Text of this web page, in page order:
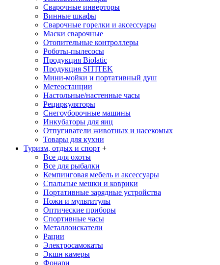
Сварочные инверторы
Винные шкафы
Сварочные горелки и аксессуары
Маски сварочные
Отопительные контроллеры
Роботы-пылесосы
Продукция Biolatic
Продукция SITITEK
Мини-мойки и портативный душ
Метеостанции
Настольные/настенные часы
Рециркуляторы
Снегоуборочные машины
Инкубаторы для яиц
Отпугиватели животных и насекомых
Товары для кухни
Туризм, отдых и спорт +
Все для охоты
Все для рыбалки
Кемпинговая мебель и аксессуары
Спальные мешки и коврики
Портативные зарядные устройства
Ножи и мультитулы
Оптические приборы
Спортивные часы
Металлоискатели
Рации
Электросамокаты
Экшн камеры
Фонари